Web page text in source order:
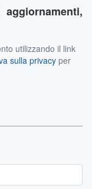
di
stesso
le regole
a consultare i
utilizzando il link
sulla privacy per